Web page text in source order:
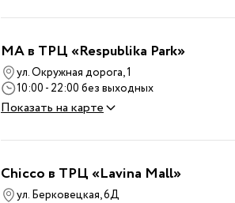
Подогреватели и
стерилизаторы
Пароварки-блендеры
Слюнявчики и
Детская посуда
Подушки для
Для мам
MA в ТРЦ «Respublika Park»
ул. Окружная дорога, 1
10:00 - 22:00 без выходных
Показать на карте
Chicco в ТРЦ «Lavina Mall»
ул. Берковецкая, 6Д